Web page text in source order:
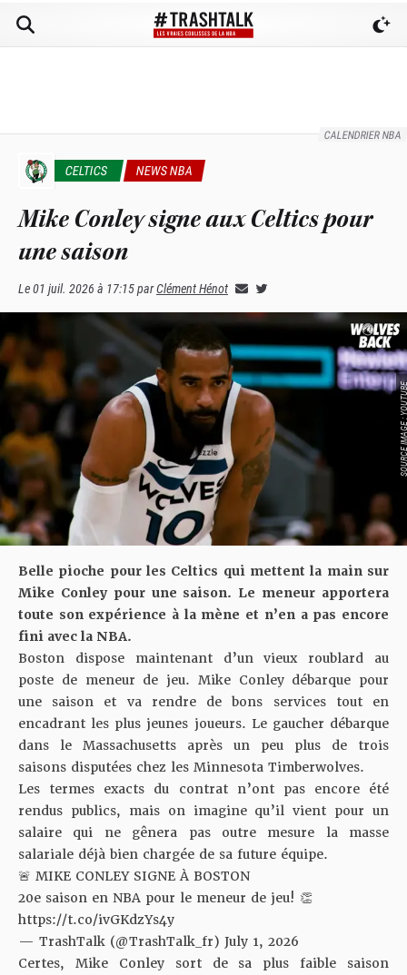
CALENDRIER NBA
CELTICS NEWS NBA
Mike Conley signe aux Celtics pour
une saison
Le01 juil. 2026 à 17:15parClément Hénot
SOURCE
Belle pioche pour les Celtics qui mettent la main sur
Mike Conley pour une saison. Le meneur apportera
toute son expérience à la mène et n’en a pas encore
fini avec la NBA.
Boston dispose maintenant d’un vieux roublard au
poste de meneur de jeu. Mike Conley débarque pour
une saison et va rendre de bons services tout en
encadrant les plus jeunes joueurs. Le gaucher débarque
dans le Massachusetts après un peu plus de trois
saisons disputées chez les Minnesota Timberwolves.
Les termes exacts du contrat n’ont pas encore été
rendus publics, mais on imagine qu’il vient pour un
salaire qui ne gênera pas outre mesure la masse
salariale déjà bien chargée de sa future équipe.
🚨 MIKE CONLEY SIGNE À BOSTON
20e saison en NBA pour le meneur de jeu! 👏
https://t.co/ivGKdzYs4y
— TrashTalk (@TrashTalk_fr) July 1, 2026
Certes, Mike Conley sort de sa plus faible saison